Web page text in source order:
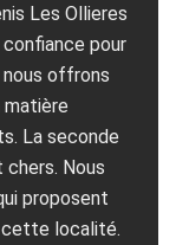
Les Ollieres
pour
nous offrons
matière
La seconde
Nous
proposent
cette localité.